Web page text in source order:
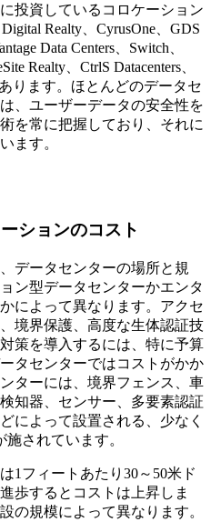
投資しているコロケーション
Realty、CyrusOne、GDS
Data Centers、Switch、
Realty、CtrlS Datacenters、
ります。ほとんどのデータセ
、ユーザーデータの安全性を
を常に把握しており、それに
ます。
ションのコスト
データセンターの場所と規
ン型データセンターかエンタ
によって異なります。アクセ
境界保護、高度な生体認証技
策を導入するには、特に予算
タセンターではコストがかか
ターには、境界フェンス、車
知器、センサー、多要素認証
によって設置される、少なく
されています。
1フィートあたり30～50米ド
歩するとコストは上昇しま
の規模によって異なります。